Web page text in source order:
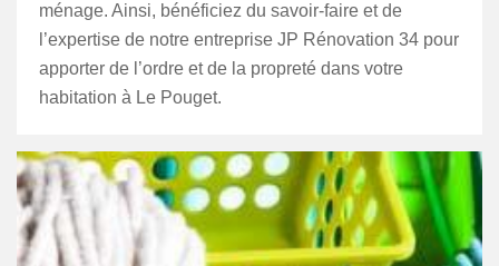
ménage. Ainsi, bénéficiez du savoir-faire et de
l’expertise de notre entreprise JP Rénovation 34 pour
apporter de l’ordre et de la propreté dans votre
habitation à Le Pouget.